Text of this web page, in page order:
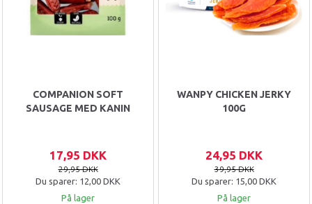
COMPANION SOFT
SAUSAGE MED KANIN
17,95 DKK
29,95 DKK
Du sparer: 12,00 DKK
På lager
WANPY CHICKEN JERKY
100G
24,95 DKK
39,95 DKK
Du sparer: 15,00 DKK
På lager